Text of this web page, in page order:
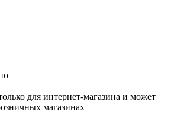
для интернет-магазина и может
магазинах